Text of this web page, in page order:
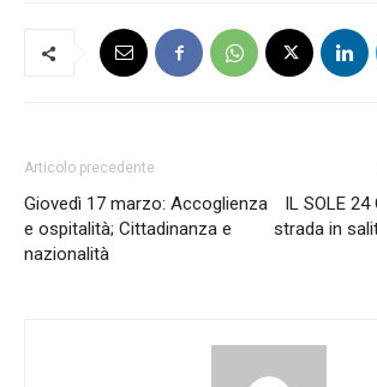
Articolo precedente
Giovedì 17 marzo: Accoglienza
e ospitalità; Cittadinanza e
nazionalità
IL SOLE 24
strada in